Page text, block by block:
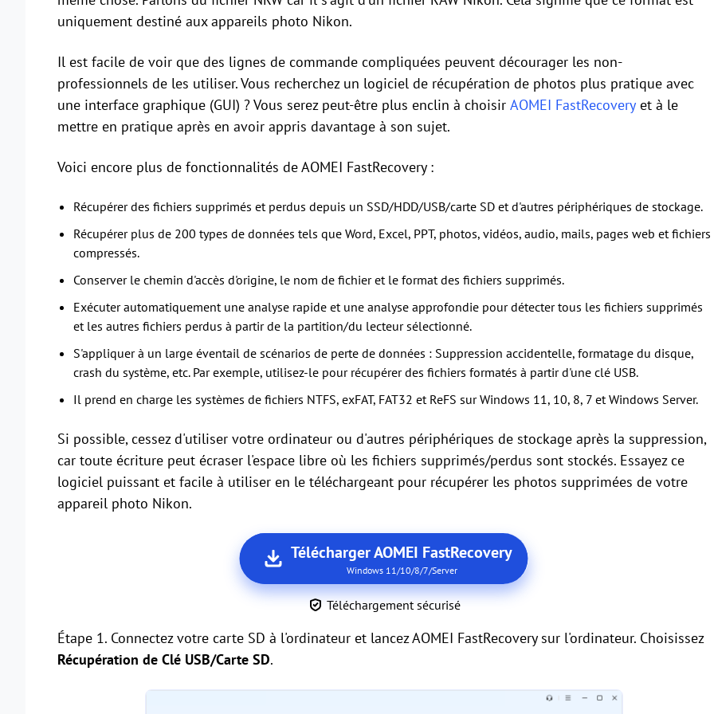
uniquement destiné aux appareils photo Nikon.
Il est facile de voir que des lignes de commande compliquées peuvent décourager les non-
professionnels de les utiliser. Vous recherchez un logiciel de récupération de photos plus pratique avec
une interface graphique (GUI) ? Vous serez peut-être plus enclin à choisir AOMEI FastRecovery et à le
mettre en pratique après en avoir appris davantage à son sujet.
Voici encore plus de fonctionnalités de AOMEI FastRecovery :
Récupérer des fichiers supprimés et perdus depuis un SSD/HDD/USB/carte SD et d'autres périphériques de stockage.
Récupérer plus de 200 types de données tels que Word, Excel, PPT, photos, vidéos, audio, mails, pages web et fichiers
compressés.
Conserver le chemin d'accès d'origine, le nom de fichier et le format des fichiers supprimés.
Exécuter automatiquement une analyse rapide et une analyse approfondie pour détecter tous les fichiers supprimés
et les autres fichiers perdus à partir de la partition/du lecteur sélectionné.
S'appliquer à un large éventail de scénarios de perte de données : Suppression accidentelle, formatage du disque,
crash du système, etc. Par exemple, utilisez-le pour récupérer des fichiers formatés à partir d'une clé USB.
Il prend en charge les systèmes de fichiers NTFS, exFAT, FAT32 et ReFS sur Windows 11, 10, 8, 7 et Windows Server.
Si possible, cessez d'utiliser votre ordinateur ou d'autres périphériques de stockage après la suppression,
car toute écriture peut écraser l'espace libre où les fichiers supprimés/perdus sont stockés. Essayez ce
logiciel puissant et facile à utiliser en le téléchargeant pour récupérer les photos supprimées de votre
appareil photo Nikon.
Télécharger AOMEI FastRecovery
Windows 11/10/8/7/Server
Téléchargement sécurisé
Étape 1. Connectez votre carte SD à l'ordinateur et lancez AOMEI FastRecovery sur l'ordinateur. Choisissez
Récupération de Clé USB/Carte SD.